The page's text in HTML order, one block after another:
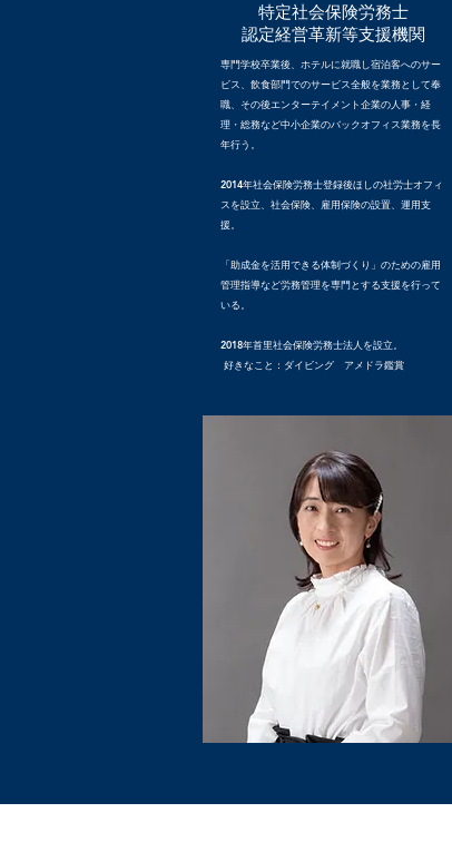
特定社会保険労務士
認定経営革新等支援機関
専門学校卒業後、ホテルに就職し宿泊客へのサー
ビス、飲食部門でのサービス全般を業務として奉
職、その後エンターテイメント企業の人事・経
理・総務など中小企業のバックオフィス業務を長
年行う。
2014年社会保険労務士登録後ほしの社労士オフィ
スを設立、社会保険、雇用保険の設置、運用支
援。
「助成金を活用できる体制づくり」のための雇用
管理指導など労務管理を専門とする支援を行って
いる。
2018年首里社会保険労務士法人を設立。
好きなこと：ダイビング アメドラ鑑賞